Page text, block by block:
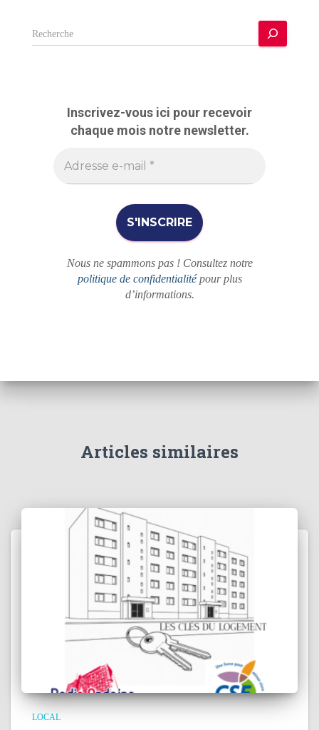
R
e
Inscrivez-vous ici pour recevoir
chaque mois notre newsletter.
Nous ne spammons pas ! Consultez notre
politique de confidentialitépour plus
d’informations.
Articles similaires
LOCAL